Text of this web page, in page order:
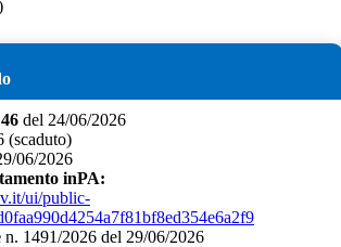
del 24/06/2026
(scaduto)
06/2026
inPA:
ui/public-
n. 1491/2026 del 29/06/2026